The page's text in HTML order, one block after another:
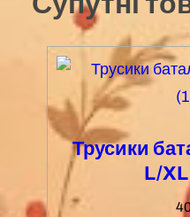
Трусики
L/